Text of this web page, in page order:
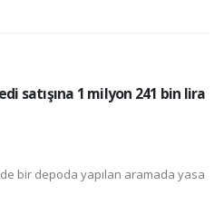
satışına 1 milyon 241 bin lira
bir depoda yapılan aramada yasa